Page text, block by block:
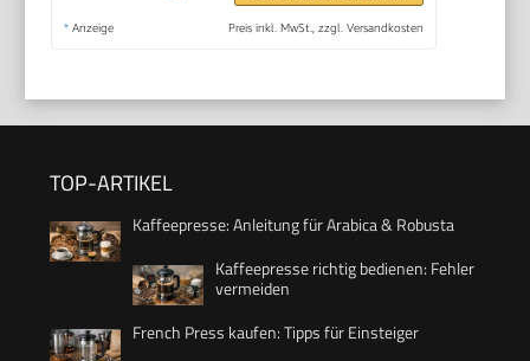
* Anzeige Preis inkl. MwSt., zzgl. Versandkosten
TOP-ARTIKEL
Kaffeepresse: Anleitung für Arabica & Robusta
Kaffeepresse richtig bedienen: Fehler
vermeiden
French Press kaufen: Tipps für Einsteiger